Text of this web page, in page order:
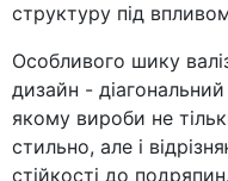
структуру під
Особливого шику
дизайн -
якому вироби не
стильно, але і
стійкості до подряпин.